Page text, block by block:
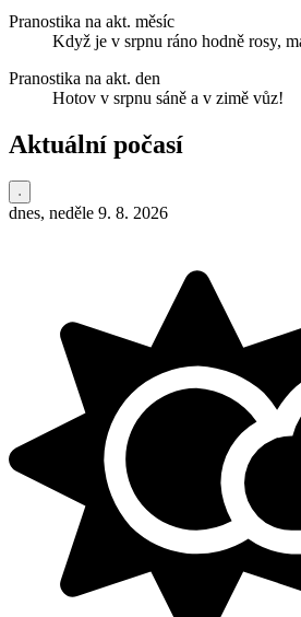
Pranostika na akt. měsíc
Když je v srpnu ráno hodně rosy,
Pranostika na akt. den
Hotov v srpnu sáně a v zimě vůz!
Aktuální počasí
dnes, neděle 9. 8. 2026